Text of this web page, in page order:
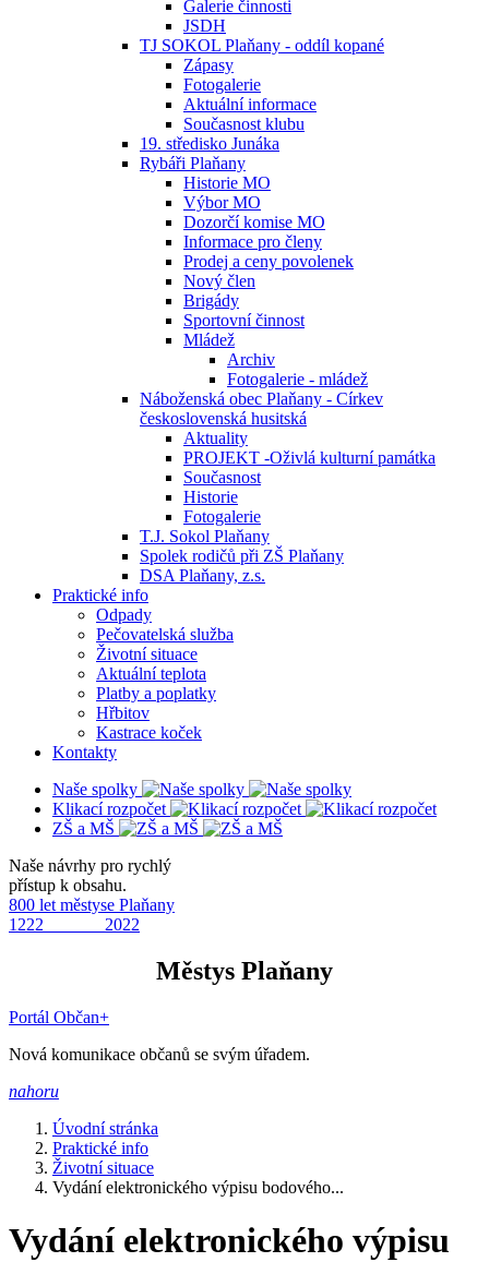
Galerie činnosti
JSDH
TJ SOKOL Plaňany - oddíl kopané
Zápasy
Fotogalerie
Aktuální informace
Současnost klubu
19. středisko Junáka
Rybáři Plaňany
Historie MO
Výbor MO
Dozorčí komise MO
Informace pro členy
Prodej a ceny povolenek
Nový člen
Brigády
Sportovní činnost
Mládež
Archiv
Fotogalerie - mládež
Náboženská obec Plaňany - Církev
československá husitská
Aktuality
PROJEKT -Oživlá kulturní památka
Současnost
Historie
Fotogalerie
T.J. Sokol Plaňany
Spolek rodičů při ZŠ Plaňany
DSA Plaňany, z.s.
Praktické info
Odpady
Pečovatelská služba
Životní situace
Aktuální teplota
Platby a poplatky
Hřbitov
Kastrace koček
Kontakty
Naše spolky
Klikací rozpočet
ZŠ a MŠ
Naše návrhy pro rychlý
přístup k obsahu.
800 let městyse Plaňany
1222 2022
Městys Plaňany
Portál Občan+
Nová komunikace občanů se svým úřadem.
nahoru
Úvodní stránka
Praktické info
Životní situace
Vydání elektronického výpisu bodového...
Vydání elektronického výpisu